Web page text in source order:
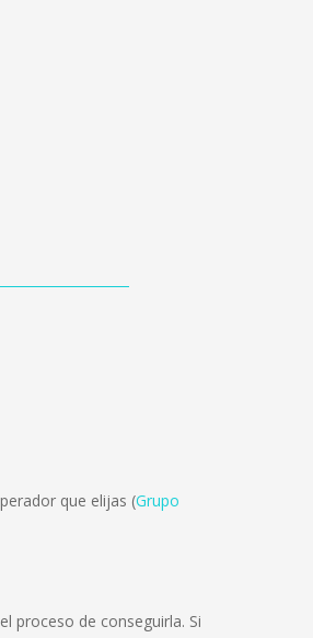
que elijas (Grupo
proceso de conseguirla. Si